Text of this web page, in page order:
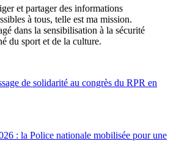
et partager des informations
à tous, telle est ma mission.
dans la sensibilisation à la sécurité
du sport et de la culture.
de solidarité au congrès du RPR en
: la Police nationale mobilisée pour une